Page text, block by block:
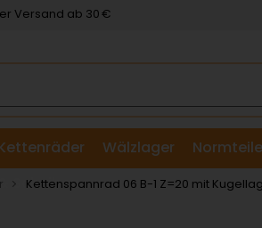
Versand ab 30 €
Scheiben
Wälzlager Normteile
Kettenspannrad 06 B-1 Z=20 mit